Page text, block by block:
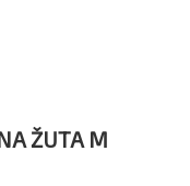
ŽUTA M